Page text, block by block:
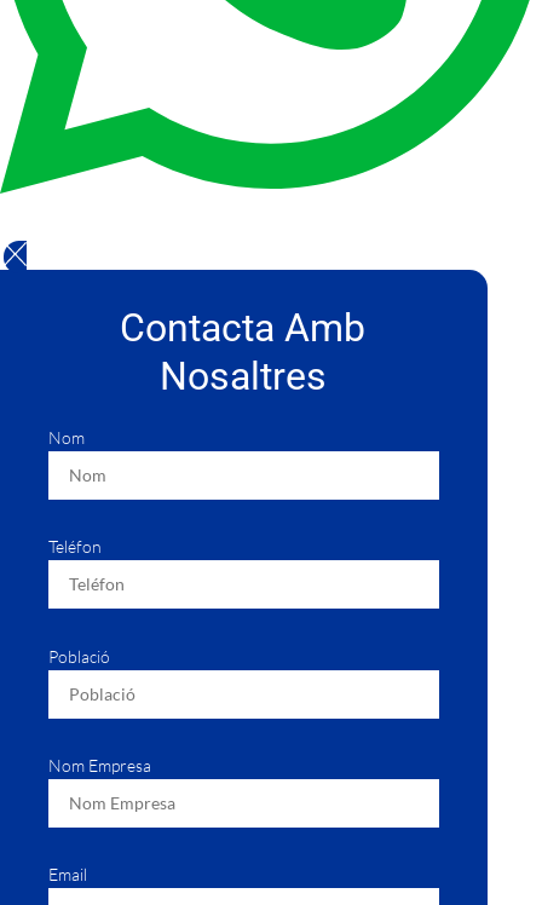
Contacta Amb
Nosaltres
Nom
Teléfon
Població
Nom Empresa
Email